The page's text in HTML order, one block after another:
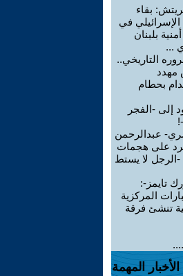
بقاء
في
بلبنان
...
التاريخي..
مهدد
بحطام
إلى -الفجر
!
عبدالرحمن
على هجمات
الرجل لا يستط
تايمز-:
المركزية
تنشئ فرقة
المهمة